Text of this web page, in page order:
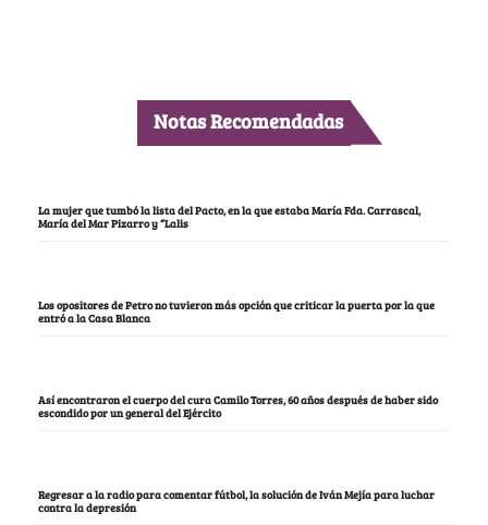
Notas Recomendadas
La mujer que tumbó la lista del Pacto, en la que estaba María Fda. Carrascal,
María del Mar Pizarro y “Lalis
Los opositores de Petro no tuvieron más opción que criticar la puerta por la que
entró a la Casa Blanca
Así encontraron el cuerpo del cura Camilo Torres, 60 años después de haber sido
escondido por un general del Ejército
Regresar a la radio para comentar fútbol, la solución de Iván Mejía para luchar
contra la depresión